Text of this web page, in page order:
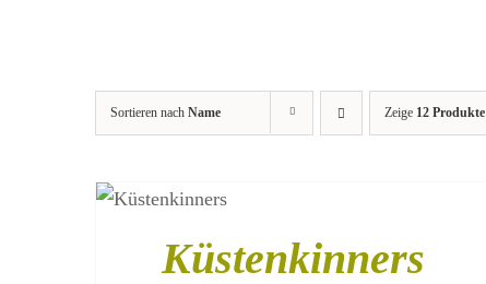
Sortieren nach Name Zeige 12 Produkte
SHOP
/
Küstenkinners